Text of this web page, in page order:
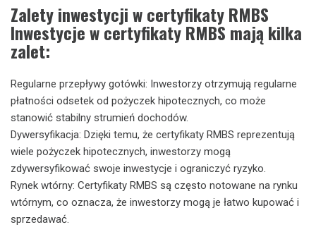
Zalety inwestycji w certyfikaty RMBS
Inwestycje w certyfikaty RMBS mają kilka
zalet:
Regularne przepływy gotówki: Inwestorzy otrzymują regularne
płatności odsetek od pożyczek hipotecznych, co może
stanowić stabilny strumień dochodów.
Dywersyfikacja: Dzięki temu, że certyfikaty RMBS reprezentują
wiele pożyczek hipotecznych, inwestorzy mogą
zdywersyfikować swoje inwestycje i ograniczyć ryzyko.
Rynek wtórny: Certyfikaty RMBS są często notowane na rynku
wtórnym, co oznacza, że inwestorzy mogą je łatwo kupować i
sprzedawać.